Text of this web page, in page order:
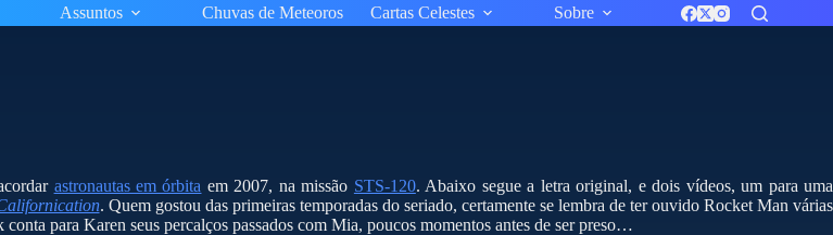
Assuntos Chuvas de Meteoros Cartas Celestes Sobre
astronautas em órbita em 2007, na missão STS-120. Abaixo segue a letra original, e dois vídeos, um para uma
. Quem gostou das primeiras temporadas do seriado, certamente se lembra de ter ouvido Rocket Man várias
para Karen seus percalços passados com Mia, poucos momentos antes de ser preso…